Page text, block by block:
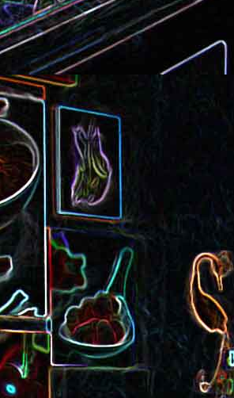
Smoothie à l'orange et à la
mangue
Crème de poivron aux noix